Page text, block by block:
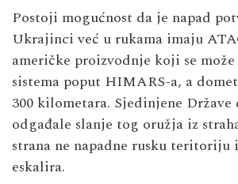
Postoji mogućnost da je napad
Ukrajinci već u rukama imaju
američke proizvodnje koji se
sistema poput HIMARS-a, a
300 kilometara. Sjedinjene Države
odgađale slanje tog oružja iz
strana ne napadne rusku teritoriju
eskalira.